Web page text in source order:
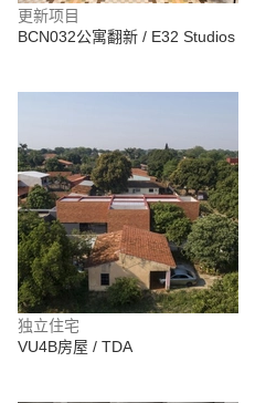
更新项目
BCN032公寓翻新 / E32 Studios
独立住宅
VU4B房屋 / TDA